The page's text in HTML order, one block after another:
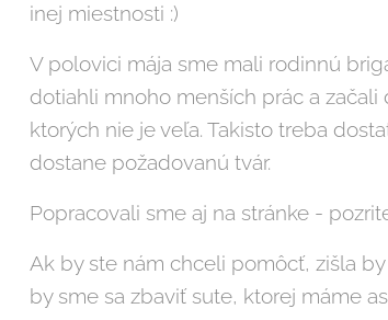
inej miestnosti :)
V polovici mája sme mali rodinnú
dotiahli mnoho menších prác a
ktorých nie je veľa. Takisto treba
dostane požadovanú tvár.
Popracovali sme aj na stránke -
Ak by ste nám chceli pomôcť, zišla
by sme sa zbaviť sute, ktorej máme